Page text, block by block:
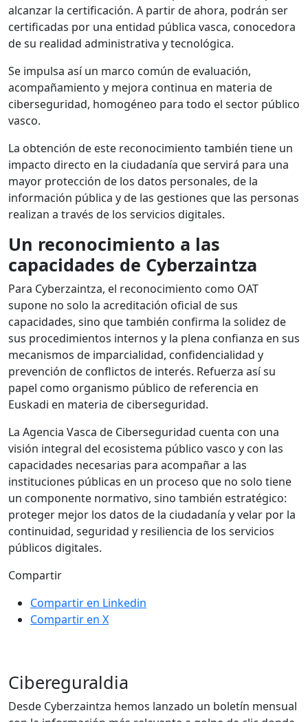
alcanzar la certificación. A partir de ahora, podrán ser
certificadas por una entidad pública vasca, conocedora
de su realidad administrativa y tecnológica.
Se impulsa así un marco común de evaluación,
acompañamiento y mejora continua en materia de
ciberseguridad, homogéneo para todo el sector público
vasco.
La obtención de este reconocimiento también tiene un
impacto directo en la ciudadanía que servirá para una
mayor protección de los datos personales, de la
información pública y de las gestiones que las personas
realizan a través de los servicios digitales.
Un reconocimiento a las
capacidades de Cyberzaintza
Para Cyberzaintza, el reconocimiento como OAT
supone no solo la acreditación oficial de sus
capacidades, sino que también confirma la solidez de
sus procedimientos internos y la plena confianza en sus
mecanismos de imparcialidad, confidencialidad y
prevención de conflictos de interés. Refuerza así su
papel como organismo público de referencia en
Euskadi en materia de ciberseguridad.
La Agencia Vasca de Ciberseguridad cuenta con una
visión integral del ecosistema público vasco y con las
capacidades necesarias para acompañar a las
instituciones públicas en un proceso que no solo tiene
un componente normativo, sino también estratégico:
proteger mejor los datos de la ciudadanía y velar por la
continuidad, seguridad y resiliencia de los servicios
públicos digitales.
Compartir
Compartir en Linkedin
Compartir en X
Cibereguraldia
Desde Cyberzaintza hemos lanzado un boletín mensual